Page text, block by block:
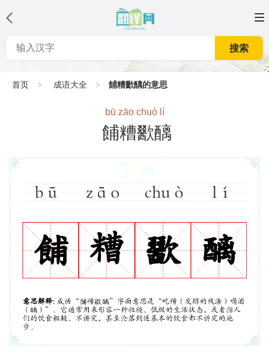
搜索
首页 成语大全 餔糟歠醨的意思
bū zāo chuò lí
餔糟歠醨